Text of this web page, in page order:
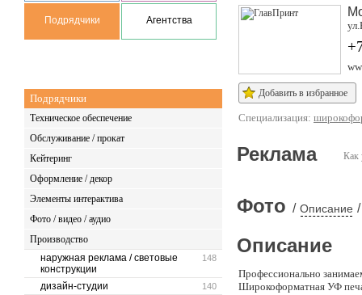
Подрядчики Агентства
Подрядчики
Техническое обеспечение
Обслуживание / прокат
Кейтеринг
Оформление / декор
Элементы интерактива
Фото / видео / аудио
Производство
148
наружная реклама / световые
конструкции
140
дизайн-студии
Добавить в избранное
Специализация:
Как
Реклама
Фото / Описание /
Описание
Профессионально
Широкоформатная УФ